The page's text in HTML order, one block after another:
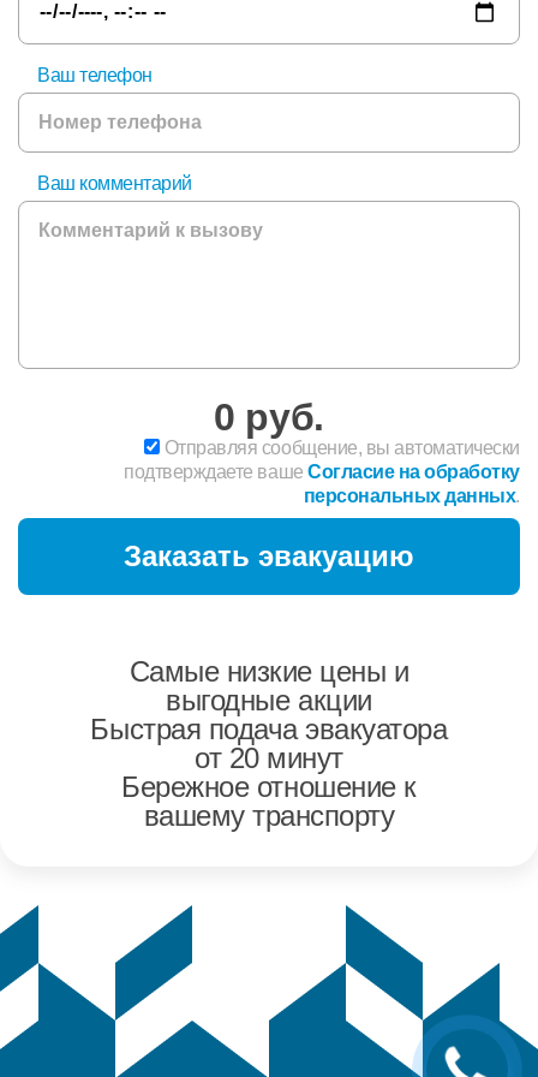
Ваш телефон
Ваш комментарий
0 руб.
Отправляя сообщение, вы автоматически
подтверждаете вашеСогласие на обработку
персональных данных.
Самые низкие цены и
выгодные акции
Быстрая подача эвакуатора
от 20 минут
Бережное отношение к
вашему транспорту